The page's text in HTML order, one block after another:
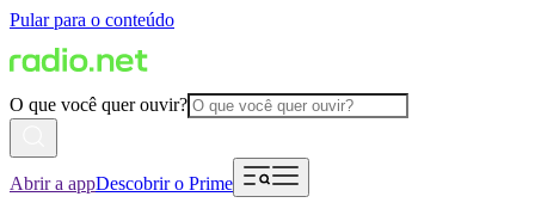
Pular para o conteúdo
O que você quer ouvir?
Abrir a appDescobrir o Prime